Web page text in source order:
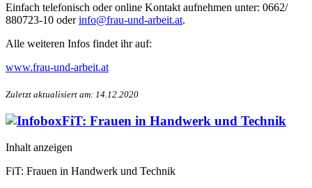
Einfach telefonisch oder online Kontakt aufnehmen unter: 0662/
880723-10 oderinfo@frau-und-arbeit.at.
Alle weiteren Infos findet ihr auf:
www.frau-und-arbeit.at
Zuletzt aktualisiert am: 14.12.2020
FiT: Frauen in Handwerk und Technik
Inhalt anzeigen
FiT: Frauen in Handwerk und Technik